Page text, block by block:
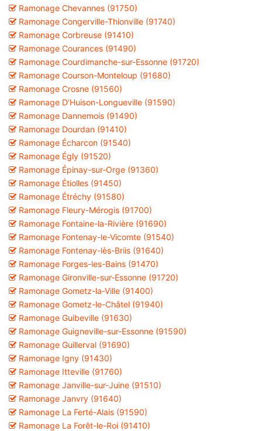
Ramonage Chevannes (91750)
Ramonage Congerville-Thionville (91740)
Ramonage Corbreuse (91410)
Ramonage Courances (91490)
Ramonage Courdimanche-sur-Essonne (91720)
Ramonage Courson-Monteloup (91680)
Ramonage Crosne (91560)
Ramonage D’Huison-Longueville (91590)
Ramonage Dannemois (91490)
Ramonage Dourdan (91410)
Ramonage Écharcon (91540)
Ramonage Égly (91520)
Ramonage Épinay-sur-Orge (91360)
Ramonage Étiolles (91450)
Ramonage Étréchy (91580)
Ramonage Fleury-Mérogis (91700)
Ramonage Fontaine-la-Rivière (91690)
Ramonage Fontenay-le-Vicomte (91540)
Ramonage Fontenay-lès-Briis (91640)
Ramonage Forges-les-Bains (91470)
Ramonage Gironville-sur-Essonne (91720)
Ramonage Gometz-la-Ville (91400)
Ramonage Gometz-le-Châtel (91940)
Ramonage Guibeville (91630)
Ramonage Guigneville-sur-Essonne (91590)
Ramonage Guillerval (91690)
Ramonage Igny (91430)
Ramonage Itteville (91760)
Ramonage Janville-sur-Juine (91510)
Ramonage Janvry (91640)
Ramonage La Ferté-Alais (91590)
Ramonage La Forêt-le-Roi (91410)